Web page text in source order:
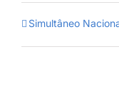
Simultâneo